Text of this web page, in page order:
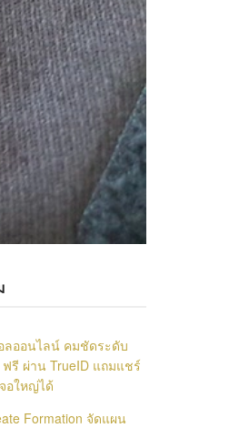
ลออนไลน์ คมชัดระดับ
ฟรี ผ่าน TrueID แถมแชร์
อใหญ่ได้
Formation จัดแผน